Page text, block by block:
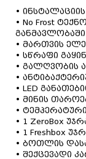
•
• No Frost
განმავლობაში
• მართვის
• სწრაფი
• გალღვობის
•
• LED
• მინის
•
• 1 ZeroBox
• 1 Freshbox
• ბოთლის
• შექცევადი